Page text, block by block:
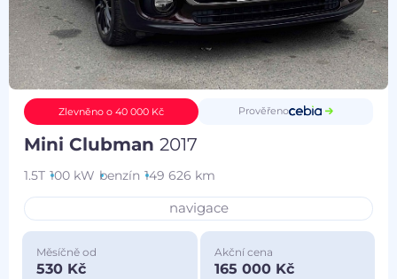
Zlevněno o 40 000 Kč Prověřeno
Mini Clubman2017
1.5T 100 kW benzín 149 626 km
navigace
Měsíčně od
530 Kč
Akční cena
165 000 Kč